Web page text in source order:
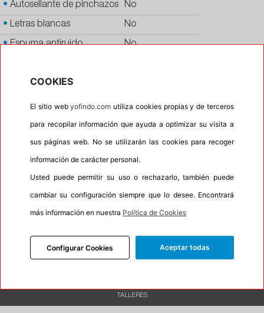
• Autosellante de pinchazos No
• Letras blancas No
•Espuma antiruido No
Banda blanca
Si
Calidad QUALITY
P.O.R. No
Oportunidad No
Etiqueta energética Información Eprel
INFORMACIÓN
DESCRIPCIÓN
TALLERES
COOKIES
El sitio webyofindo.com utiliza cookies propias y de terceros
para recopilar información que ayuda a optimizar su visita a
sus páginas web. No se utilizarán las cookies para recoger
información de carácter personal.
Usted puede permitir su uso o rechazarlo, también puede
cambiar su configuración siempre que lo desee. Encontrará
más información en nuestra Política de Cookies
Configurar Cookies Aceptar todas